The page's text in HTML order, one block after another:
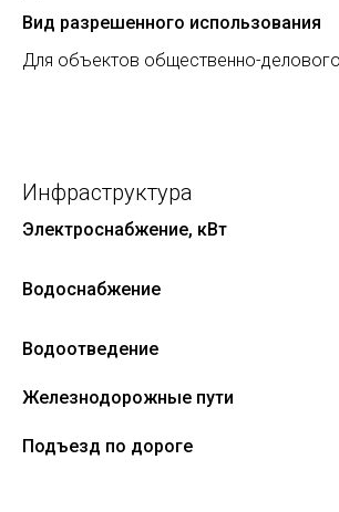
Вид разрешенного использования
Для объектов общественно-
Инфраструктура
Электроснабжение, кВт
Водоснабжение
Водоотведение
Железнодорожные пути
Подъезд по дороге